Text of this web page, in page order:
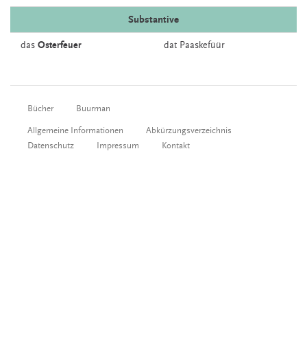
Substantive
das Osterfeuer dat Paaskefüür
Bücher Buurman
Allgemeine Informationen
Abkürzungsverzeichnis
Datenschutz
Impressum Kontakt